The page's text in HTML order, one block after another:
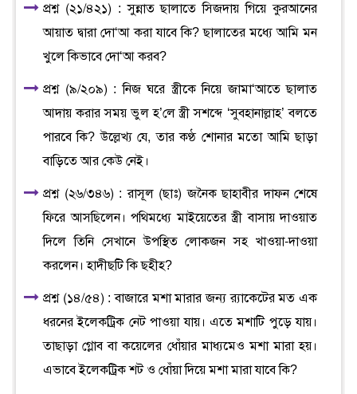
প্রশ্ন (২১/৪২১) : সুন্নাত ছালাতে সিজদায় গিয়ে কুরআনের
আয়াত দ্বারা দো‘আ করা যাবে কি? ছালাতের মধ্যে আমি মন
খুলে কিভাবে দো‘আ করব?
প্রশ্ন (৯/২০৯) : নিজ ঘরে স্ত্রীকে নিয়ে জামা‘আতে ছালাত
আদায় করার সময় ভুল হ’লে স্ত্রী সশব্দে ‘সুবহানাল্লাহ’ বলতে
পারবে কি? উল্লেখ্য যে, তার কণ্ঠ শোনার মতো আমি ছাড়া
বাড়িতে আর কেউ নেই।
প্রশ্ন (২৬/৩৪৬) : রাসূল (ছাঃ) জনৈক ছাহাবীর দাফন শেষে
ফিরে আসছিলেন। পথিমধ্যে মাইয়েতের স্ত্রী বাসায় দাওয়াত
দিলে তিনি সেখানে উপস্থিত লোকজন সহ খাওয়া-দাওয়া
করলেন। হাদীছটি কি ছহীহ?
প্রশ্ন (১৪/৫৪) : বাজারে মশা মারার জন্য র‌্যাকেটের মত এক
ধরনের ইলেকট্রিক নেট পাওয়া যায়। এতে মশাটি পুড়ে যায়।
তাছাড়া গ্লোব বা কয়েলের ধোঁয়ার মাধ্যমেও মশা মারা হয়।
এভাবে ইলেকট্রিক শট ও ধোঁয়া দিয়ে মশা মারা যাবে কি?